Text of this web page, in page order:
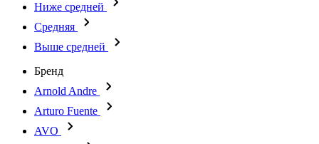
Ниже средней
Средняя
Выше средней
Бренд
Arnold Andre
Arturo Fuente
AVO